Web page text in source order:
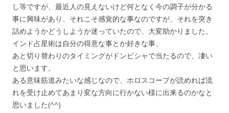
し等ですが、最近人の見えないけど何となく今の調子が分かる
事に興味があり、それこそ感覚的な事なのですが、それを突き
詰めようかどうしようか迷っていたので、大変助かりました。
インド占星術は自分の得意な事とか好きな事、
あと切り替わりのタイミングがドンピシャで当たるので、凄い
と思います。
ある意味筋道みたいな感じなので、ホロスコープが読めれば流
れを受け止めてあまり変な方向に行かない様に出来るのかなと
思いました(^^)